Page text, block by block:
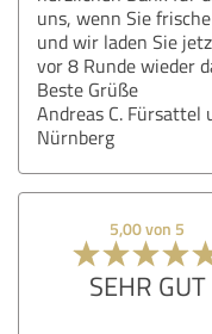
uns, wenn Sie
und wir laden Sie
vor 8 Runde wieder
Beste Grüße
Andreas C. Fürsattel
Nürnberg
5,00 von 5
SEHR GUT